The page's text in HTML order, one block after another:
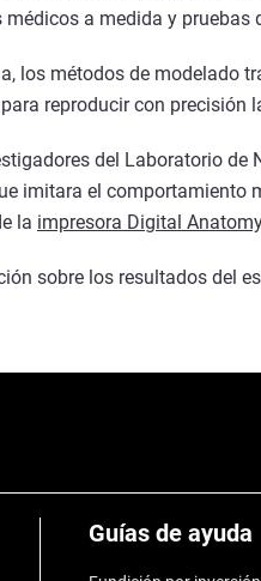
a medida y
los métodos de modelado
reproducir con precisión
del Laboratorio
imitara el comportamiento
la impresora Digital
sobre los resultados del
Guías de ayuda